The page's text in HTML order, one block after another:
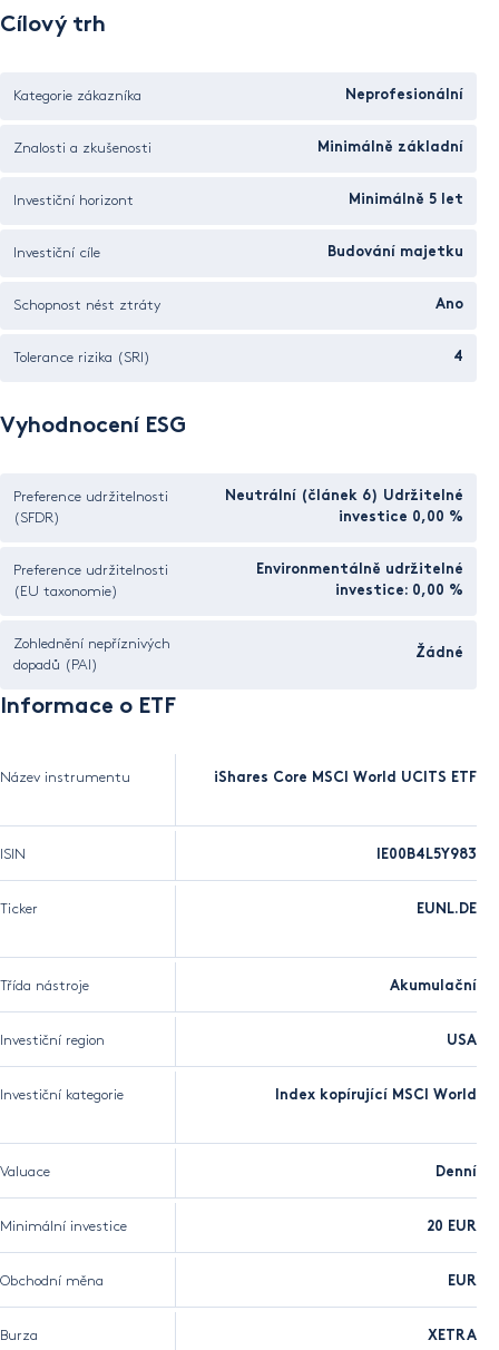
Cílový trh
Kategorie zákazníka Neprofesionální
Znalosti a zkušenosti Minimálně základní
Investiční horizont Minimálně 5 let
Investiční cíle Budování majetku
Schopnost nést ztráty Ano
Tolerance rizika (SRI) 4
Vyhodnocení ESG
Preference udržitelnosti
(SFDR)
Neutrální (článek 6) Udržitelné
investice 0,00 %
Preference udržitelnosti
(EU taxonomie)
Environmentálně udržitelné
investice: 0,00 %
Zohlednění nepříznivých
dopadů (PAI)
Žádné
Informace o ETF
Název instrumentu iShares Core MSCI World UCITS ETF
ISIN IE00B4L5Y983
Ticker EUNL.DE
Třída nástroje Akumulační
Investiční region USA
Investiční kategorie Index kopírující MSCI World
Valuace Denní
Minimální investice 20 EUR
Obchodní měna EUR
Burza XETRA